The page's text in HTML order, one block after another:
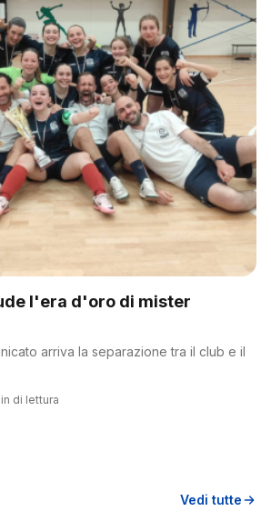
l'era d'oro di mister
arriva la separazione tra il club e il
di lettura
Vedi tutte